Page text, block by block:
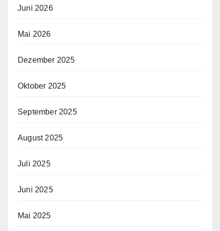
Juni 2026
Mai 2026
Dezember 2025
Oktober 2025
September 2025
August 2025
Juli 2025
Juni 2025
Mai 2025